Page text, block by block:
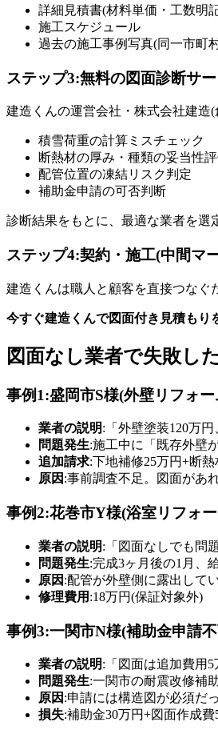
詳細見積書(材料単価・工数明
施工スケジュール
過去の施工事例写真(同一市町
ステップ3:無料の図面診断サ
建造くんの運営会社・株式会社建造
積雪荷重の計算ミスチェック
断熱材の厚み・種類の妥当性
配管位置の凍結リスク判定
補助金申請の可否判断
診断結果をもとに、最適な業者を選
ステップ4:契約・施工(中間マ
建造くんは職人と顧客を直接つなぐ
今すぐ建造くんで図面付き見積もり
図面なし業者で失敗し
事例1:盛岡市S様(外壁リフォ
業者の説明:「外壁塗装120万円
問題発生:施工中に「既存外壁
追加請求:下地補修25万円+断
原因 :事前調査不足。図面があ
事例2:花巻市Y様(浴室リフォ
業者の説明:「図面なしでも問
問題発生:完成3ヶ月後の1月、
原因 :配管が外壁側に露出して
修理費用 :18万円(保証対象外)
事例3:一関市N様(補助金申請
業者の説明:「図面は追加費用
問題発生:一関市の耐震改修補
原因 :申請には構造図が必須だ
損失:補助金30万円+図面作成費